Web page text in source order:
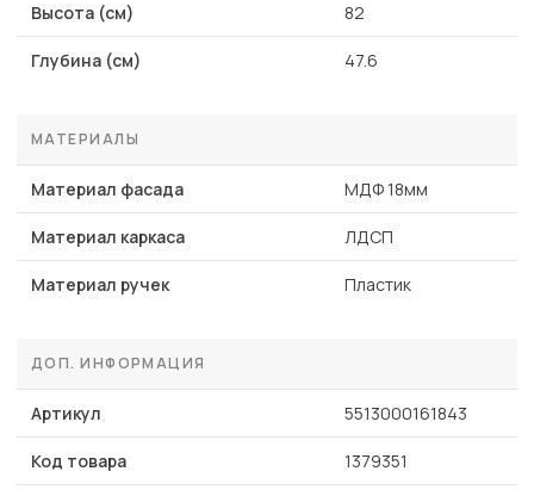
Высота (см) 82
Глубина (см) 47.6
МАТЕРИАЛЫ
Материал фасада МДФ 18мм
Материал каркаса ЛДСП
Материал ручек Пластик
ДОП. ИНФОРМАЦИЯ
Артикул 5513000161843
Код товара 1379351